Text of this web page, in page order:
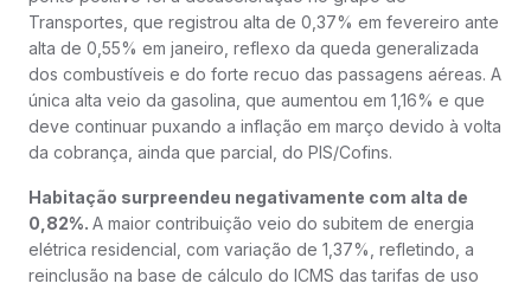
Transportes, que registrou alta de 0,37% em fevereiro ante
alta de 0,55% em janeiro, reflexo da queda generalizada
dos combustíveis e do forte recuo das passagens aéreas. A
única alta veio da gasolina, que aumentou em 1,16% e que
deve continuar puxando a inflação em março devido à volta
da cobrança, ainda que parcial, do PIS/Cofins.
Habitação surpreendeu negativamente com alta de
0,82%. A maior contribuição veio do subitem de energia
elétrica residencial, com variação de 1,37%, refletindo, a
reinclusão na base de cálculo do ICMS das tarifas de uso